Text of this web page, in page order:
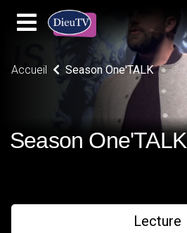
Accueil Season One'TALK
Season One'TALK
Lecture